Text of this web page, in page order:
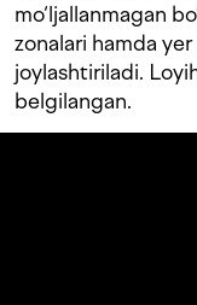
mo‘ljallanmagan
zonalari hamda
joylashtiriladi.
belgilangan.